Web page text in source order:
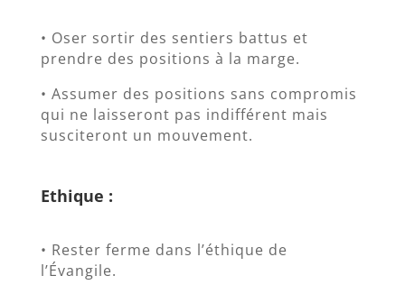
• Oser sortir des sentiers battus et
prendre des positions à la marge.
• Assumer des positions sans compromis
qui ne laisseront pas indifférent mais
susciteront un mouvement.
Ethique :
• Rester ferme dans l’éthique de
l’Évangile.